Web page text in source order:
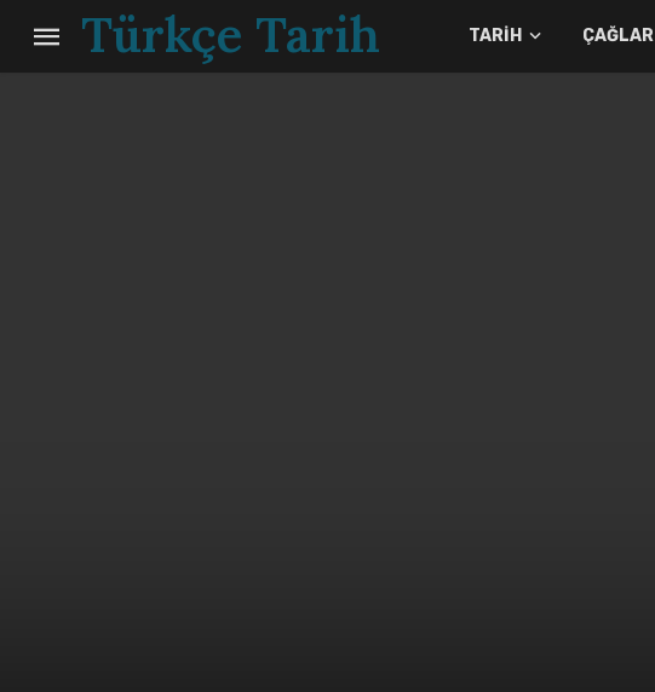
Türkçe Tarih TARIH ÇAĞLAR